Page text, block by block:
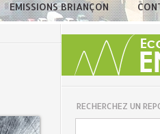
EMISSIONS BRIANÇON
RECHERCHEZ UN